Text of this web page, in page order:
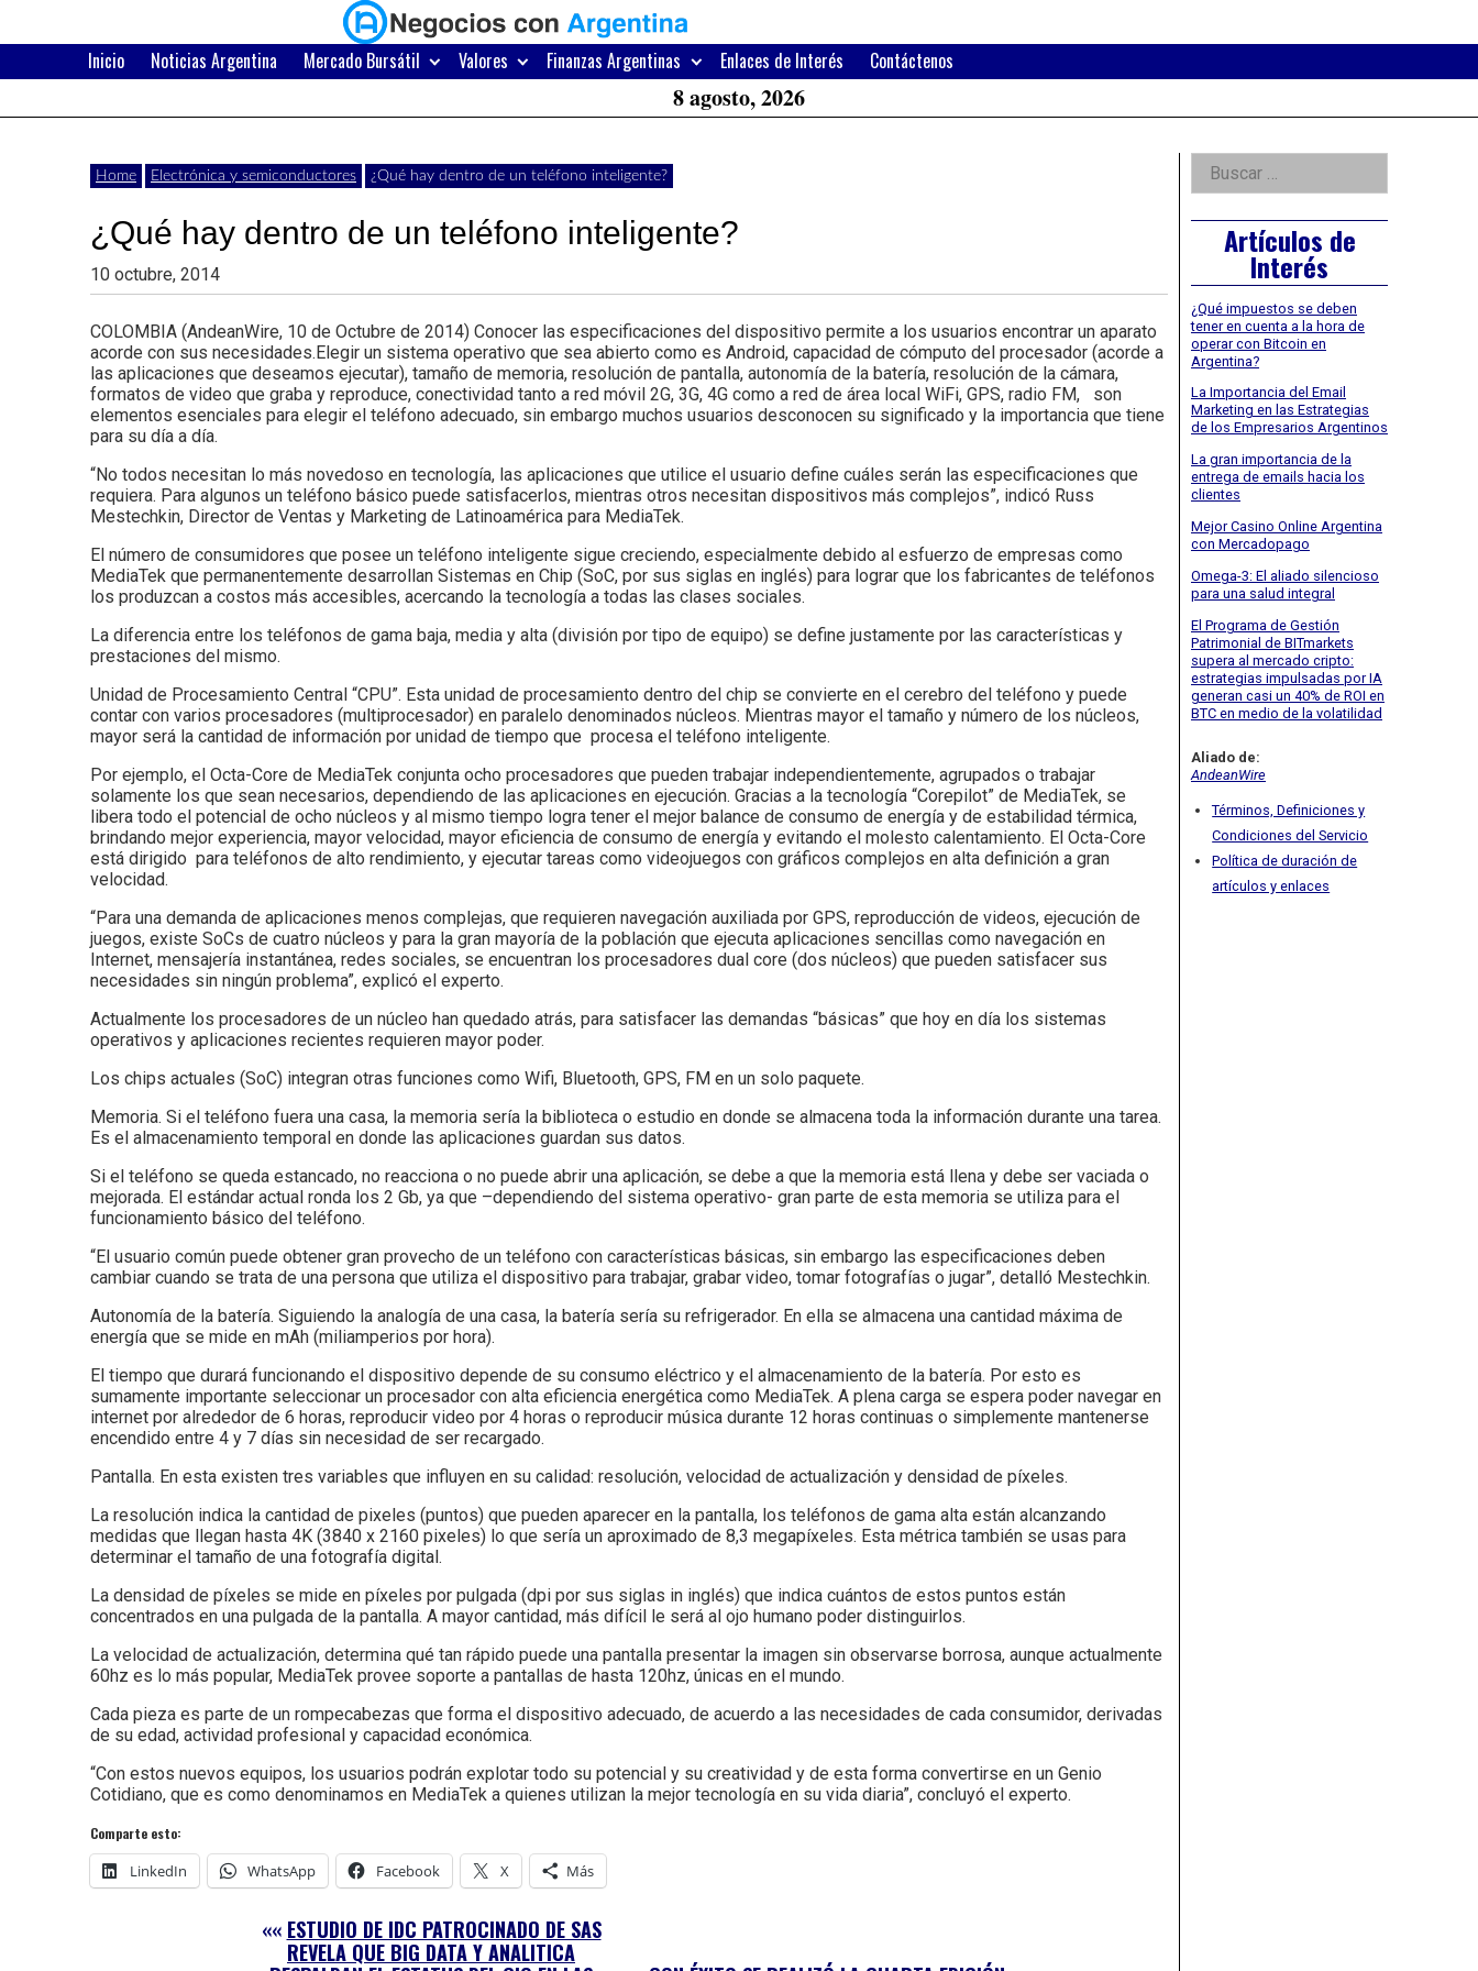
content
Negocios
con
Argentina
Últimas
noticias,
y
actualidad
de
con
Argentina.
Area
Inicio Noticias Argentina Mercado Bursátil Valores Finanzas Argentinas Enlaces de Interés Contáctenos
8 agosto, 2026
Home Electrónica y semiconductores ¿Qué hay dentro de un teléfono inteligente?
¿Qué hay dentro de un teléfono inteligente?
10 octubre, 2014
COLOMBIA (AndeanWire, 10 de Octubre de 2014) Conocer las especificaciones del dispositivo permite a los usuarios encontrar un aparato
acorde con sus necesidades.Elegir un sistema operativo que sea abierto como es Android, capacidad de cómputo del procesador (acorde a
las aplicaciones que deseamos ejecutar), tamaño de memoria, resolución de pantalla, autonomía de la batería, resolución de la cámara,
formatos de video que graba y reproduce, conectividad tanto a red móvil 2G, 3G, 4G como a red de área local WiFi, GPS, radio FM, son
elementos esenciales para elegir el teléfono adecuado, sin embargo muchos usuarios desconocen su significado y la importancia que tiene
para su día a día.
“No todos necesitan lo más novedoso en tecnología, las aplicaciones que utilice el usuario define cuáles serán las especificaciones que
requiera. Para algunos un teléfono básico puede satisfacerlos, mientras otros necesitan dispositivos más complejos”, indicó Russ
Mestechkin, Director de Ventas y Marketing de Latinoamérica para MediaTek.
El número de consumidores que posee un teléfono inteligente sigue creciendo, especialmente debido al esfuerzo de empresas como
MediaTek que permanentemente desarrollan Sistemas en Chip (SoC, por sus siglas en inglés) para lograr que los fabricantes de teléfonos
los produzcan a costos más accesibles, acercando la tecnología a todas las clases sociales.
La diferencia entre los teléfonos de gama baja, media y alta (división por tipo de equipo) se define justamente por las características y
prestaciones del mismo.
Unidad de Procesamiento Central “CPU”. Esta unidad de procesamiento dentro del chip se convierte en el cerebro del teléfono y puede
contar con varios procesadores (multiprocesador) en paralelo denominados núcleos. Mientras mayor el tamaño y número de los núcleos,
mayor será la cantidad de información por unidad de tiempo que procesa el teléfono inteligente.
Por ejemplo, el Octa-Core de MediaTek conjunta ocho procesadores que pueden trabajar independientemente, agrupados o trabajar
solamente los que sean necesarios, dependiendo de las aplicaciones en ejecución. Gracias a la tecnología “Corepilot” de MediaTek, se
libera todo el potencial de ocho núcleos y al mismo tiempo logra tener el mejor balance de consumo de energía y de estabilidad térmica,
brindando mejor experiencia, mayor velocidad, mayor eficiencia de consumo de energía y evitando el molesto calentamiento. El Octa-Core
está dirigido para teléfonos de alto rendimiento, y ejecutar tareas como videojuegos con gráficos complejos en alta definición a gran
velocidad.
“Para una demanda de aplicaciones menos complejas, que requieren navegación auxiliada por GPS, reproducción de videos, ejecución de
juegos, existe SoCs de cuatro núcleos y para la gran mayoría de la población que ejecuta aplicaciones sencillas como navegación en
Internet, mensajería instantánea, redes sociales, se encuentran los procesadores dual core (dos núcleos) que pueden satisfacer sus
necesidades sin ningún problema”, explicó el experto.
Actualmente los procesadores de un núcleo han quedado atrás, para satisfacer las demandas “básicas” que hoy en día los sistemas
operativos y aplicaciones recientes requieren mayor poder.
Los chips actuales (SoC) integran otras funciones como Wifi, Bluetooth, GPS, FM en un solo paquete.
Memoria. Si el teléfono fuera una casa, la memoria sería la biblioteca o estudio en donde se almacena toda la información durante una tarea.
Es el almacenamiento temporal en donde las aplicaciones guardan sus datos.
Si el teléfono se queda estancado, no reacciona o no puede abrir una aplicación, se debe a que la memoria está llena y debe ser vaciada o
mejorada. El estándar actual ronda los 2 Gb, ya que –dependiendo del sistema operativo- gran parte de esta memoria se utiliza para el
funcionamiento básico del teléfono.
“El usuario común puede obtener gran provecho de un teléfono con características básicas, sin embargo las especificaciones deben
cambiar cuando se trata de una persona que utiliza el dispositivo para trabajar, grabar video, tomar fotografías o jugar”, detalló Mestechkin.
Autonomía de la batería. Siguiendo la analogía de una casa, la batería sería su refrigerador. En ella se almacena una cantidad máxima de
energía que se mide en mAh (miliamperios por hora).
El tiempo que durará funcionando el dispositivo depende de su consumo eléctrico y el almacenamiento de la batería. Por esto es
sumamente importante seleccionar un procesador con alta eficiencia energética como MediaTek. A plena carga se espera poder navegar en
internet por alrededor de 6 horas, reproducir video por 4 horas o reproducir música durante 12 horas continuas o simplemente mantenerse
encendido entre 4 y 7 días sin necesidad de ser recargado.
Pantalla. En esta existen tres variables que influyen en su calidad: resolución, velocidad de actualización y densidad de píxeles.
La resolución indica la cantidad de pixeles (puntos) que pueden aparecer en la pantalla, los teléfonos de gama alta están alcanzando
medidas que llegan hasta 4K (3840 x 2160 pixeles) lo que sería un aproximado de 8,3 megapíxeles. Esta métrica también se usas para
determinar el tamaño de una fotografía digital.
La densidad de píxeles se mide en píxeles por pulgada (dpi por sus siglas in inglés) que indica cuántos de estos puntos están
concentrados en una pulgada de la pantalla. A mayor cantidad, más difícil le será al ojo humano poder distinguirlos.
La velocidad de actualización, determina qué tan rápido puede una pantalla presentar la imagen sin observarse borrosa, aunque actualmente
60hz es lo más popular, MediaTek provee soporte a pantallas de hasta 120hz, únicas en el mundo.
Cada pieza es parte de un rompecabezas que forma el dispositivo adecuado, de acuerdo a las necesidades de cada consumidor, derivadas
de su edad, actividad profesional y capacidad económica.
“Con estos nuevos equipos, los usuarios podrán explotar todo su potencial y su creatividad y de esta forma convertirse en un Genio
Cotidiano, que es como denominamos en MediaTek a quienes utilizan la mejor tecnología en su vida diaria”, concluyó el experto.
Comparte esto:
LinkedIn WhatsApp Facebook X Más
«« ESTUDIO DE IDC PATROCINADO DE SAS
REVELA QUE BIG DATA Y ANALITICA
Right
Asides
Buscar:
Artículos de
Interés
¿Qué impuestos se deben
tener en cuenta a la hora de
operar con Bitcoin en
Argentina?
La Importancia del Email
Marketing en las Estrategias
de los Empresarios Argentinos
La gran importancia de la
entrega de emails hacia los
clientes
Mejor Casino Online Argentina
con Mercadopago
Omega-3: El aliado silencioso
para una salud integral
El Programa de Gestión
Patrimonial de BITmarkets
supera al mercado cripto:
estrategias impulsadas por IA
generan casi un 40% de ROI en
BTC en medio de la volatilidad
Aliado de:
AndeanWire
Términos, Definiciones y
Condiciones del Servicio
Política de duración de
artículos y enlaces